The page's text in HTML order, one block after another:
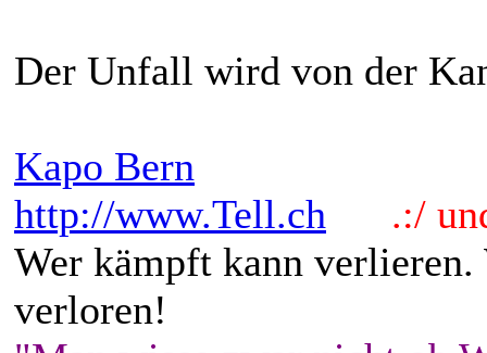
Der Unfall wird von der
Kapo Bern
http://www.Tell.ch
.:/
Wer kämpft kann
verloren!